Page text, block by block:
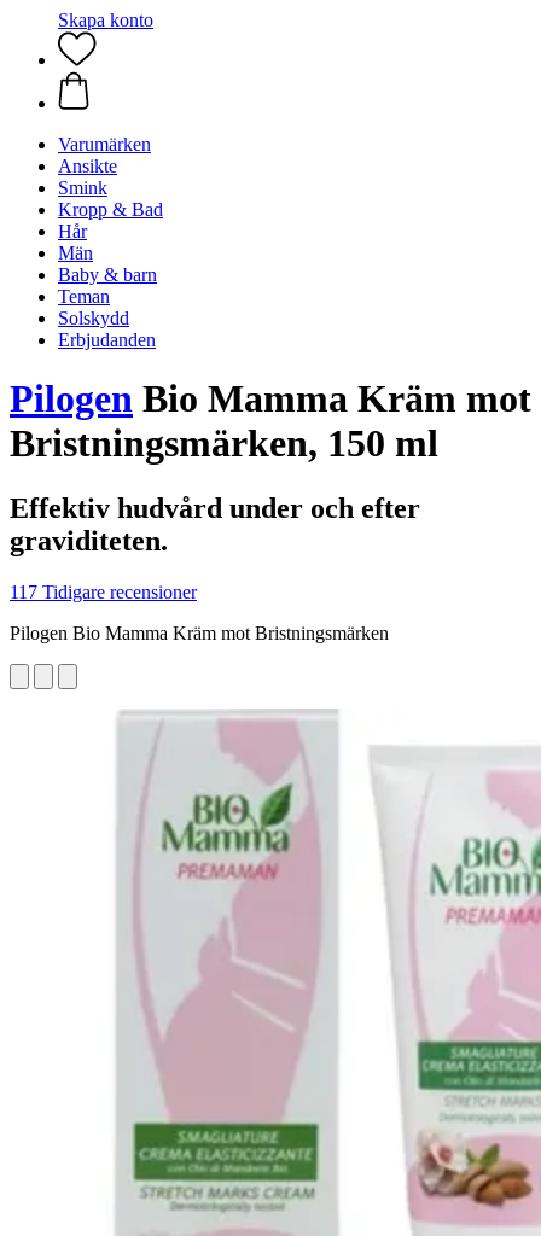
Skapa konto
Varumärken
Ansikte
Smink
Kropp & Bad
Hår
Män
Baby & barn
Teman
Solskydd
Erbjudanden
Pilogen Bio Mamma Kräm mot
Bristningsmärken, 150 ml
Effektiv hudvård under och efter
graviditeten.
117 Tidigare recensioner
Pilogen Bio Mamma Kräm mot Bristningsmärken